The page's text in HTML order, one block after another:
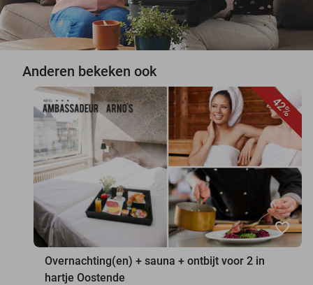
Anderen bekeken ook
42%
favorite_border
Overnachting(en) + sauna + ontbijt voor 2 in
hartje Oostende